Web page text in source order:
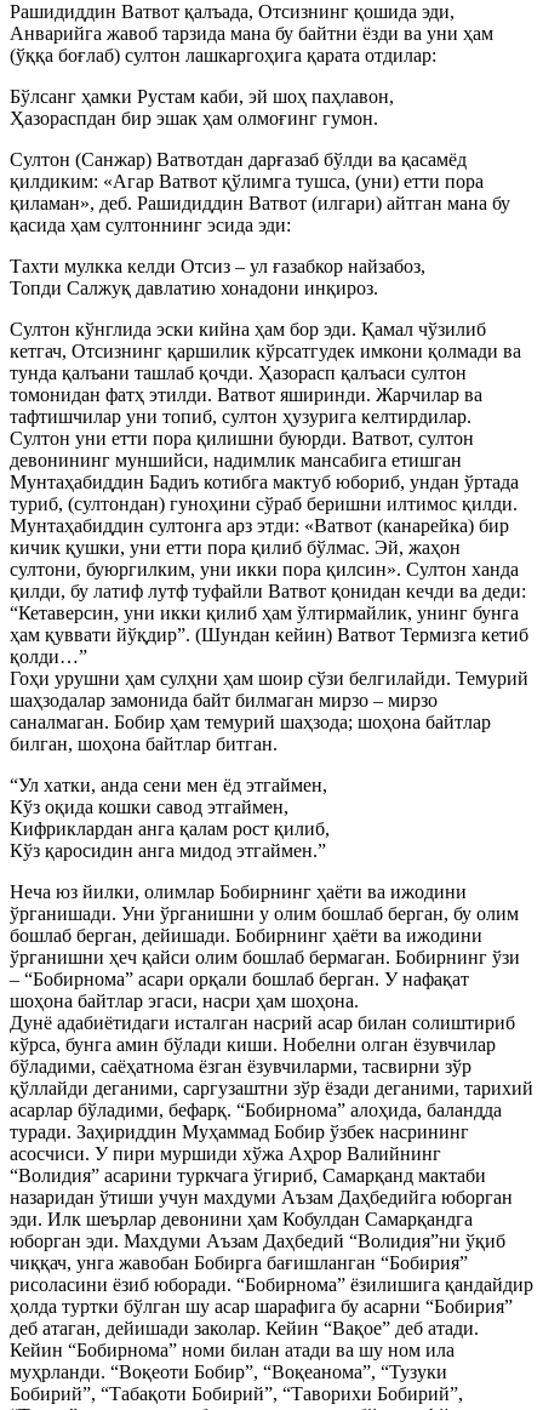
Рашидиддин Ватвот қалъада, Отсизнинг қошида эди,
Анварийга жавоб тарзида мана бу байтни ёзди ва уни ҳам
(ўққа боғлаб) султон лашкаргоҳига қарата отдилар:
Бўлсанг ҳамки Рустам каби, эй шоҳ паҳлавон,
Ҳазораспдан бир эшак ҳам олмоғинг гумон.
Султон (Санжар) Ватвотдан дарғазаб бўлди ва қасамёд
қилдиким: «Агар Ватвот қўлимга тушса, (уни) етти пора
қиламан», деб. Рашидиддин Ватвот (илгари) айтган мана бу
қасида ҳам султоннинг эсида эди:
Тахти мулкка келди Отсиз – ул ғазабкор найзабоз,
Топди Салжуқ давлатию хонадони инқироз.
Султон кўнглида эски кийна ҳам бор эди. Қамал чўзилиб
кетгач, Отсизнинг қаршилик кўрсатгудек имкони қолмади ва
тунда қалъани ташлаб қочди. Ҳазорасп қалъаси султон
томонидан фатҳ этилди. Ватвот яширинди. Жарчилар ва
тафтишчилар уни топиб, султон ҳузурига келтирдилар.
Султон уни етти пора қилишни буюрди. Ватвот, султон
девонининг муншийси, надимлик мансабига етишган
Мунтаҳабиддин Бадиъ котибга мактуб юбориб, ундан ўртада
туриб, (султондан) гуноҳини сўраб беришни илтимос қилди.
Мунтаҳабиддин султонга арз этди: «Ватвот (канарейка) бир
кичик қушки, уни етти пора қилиб бўлмас. Эй, жаҳон
султони, буюргилким, уни икки пора қилсин». Султон ханда
қилди, бу латиф лутф туфайли Ватвот қонидан кечди ва деди:
“Кетаверсин, уни икки қилиб ҳам ўлтирмайлик, унинг бунга
ҳам қуввати йўқдир”. (Шундан кейин) Ватвот Термизга кетиб
қолди…”
Гоҳи урушни ҳам сулҳни ҳам шоир сўзи белгилайди. Темурий
шаҳзодалар замонида байт билмаган мирзо – мирзо
саналмаган. Бобир ҳам темурий шаҳзода; шоҳона байтлар
билган, шоҳона байтлар битган.
“Ул хатки, анда сени мен ёд этгаймен,
Кўз оқида кошки савод этгаймен,
Кифриклардан анга қалам рост қилиб,
Кўз қаросидин анга мидод этгаймен.”
Неча юз йилки, олимлар Бобирнинг ҳаёти ва ижодини
ўрганишади. Уни ўрганишни у олим бошлаб берган, бу олим
бошлаб берган, дейишади. Бобирнинг ҳаёти ва ижодини
ўрганишни ҳеч қайси олим бошлаб бермаган. Бобирнинг ўзи
– “Бобирнома” асари орқали бошлаб берган. У нафақат
шоҳона байтлар эгаси, насри ҳам шоҳона.
Дунё адабиётидаги исталган насрий асар билан солиштириб
кўрса, бунга амин бўлади киши. Нобелни олган ёзувчилар
бўладими, саёҳатнома ёзган ёзувчиларми, тасвирни зўр
қўллайди деганими, саргузаштни зўр ёзади деганими, тарихий
асарлар бўладими, бефарқ. “Бобирнома” алоҳида, баландда
туради. Заҳириддин Муҳаммад Бобир ўзбек насрининг
асосчиси. У пири муршиди хўжа Аҳрор Валийнинг
“Волидия” асарини туркчага ўгириб, Самарқанд мактаби
назаридан ўтиши учун махдуми Аъзам Даҳбедийга юборган
эди. Илк шеърлар девонини ҳам Кобулдан Самарқандга
юборган эди. Махдуми Аъзам Даҳбедий “Волидия”ни ўқиб
чиққач, унга жавобан Бобирга бағишланган “Бобирия”
рисоласини ёзиб юборади. “Бобирнома” ёзилишига қандайдир
ҳолда туртки бўлган шу асар шарафига бу асарни “Бобирия”
деб атаган, дейишади заколар. Кейин “Вақое” деб атади.
Кейин “Бобирнома” номи билан атади ва шу ном ила
муҳрланди. “Воқеоти Бобир”, “Воқеанома”, “Тузуки
Бобирий”, “Табақоти Бобирий”, “Таворихи Бобирий”,